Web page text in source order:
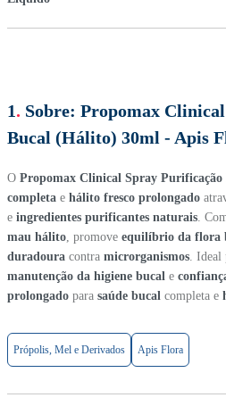
1. Sobre: Propomax
Bucal (Hálito) 30ml - Apis
O Propomax Clinical Spray Purificação
completa e hálito fresco prolongado
e ingredientes purificantes naturais .
mau hálito , promove equilíbrio da flora
duradoura contra microrganismos . Ideal
manutenção da higiene bucal e
prolongado para saúde bucal completa e
Própolis, Mel e Derivados Apis Flora